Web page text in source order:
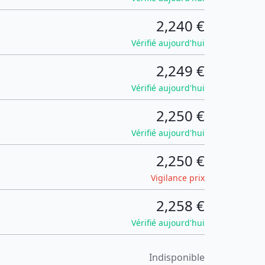
2,240 €
Vérifié aujourd'hui
2,249 €
Vérifié aujourd'hui
2,250 €
Vérifié aujourd'hui
2,250 €
Vigilance prix
2,258 €
Vérifié aujourd'hui
Indisponible